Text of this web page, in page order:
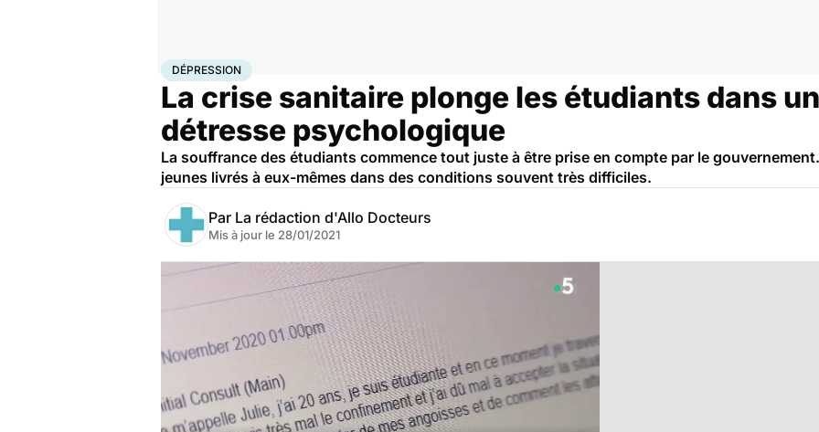
AccueilSantéDépression
DÉPRESSION
La crise sanitaire plonge les étudiants dans
détresse psychologique
La souffrance des étudiants commence tout juste à être prise en compte par le
jeunes livrés à eux-mêmes dans des conditions souvent très difficiles.
Par La rédaction d'Allo Docteurs
Mis à jour le 28/01/2021